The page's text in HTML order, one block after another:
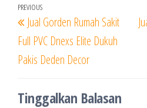
Navigasi
pos
Previous
Post
PREVIOUS
Jual Gorden Rumah Sakit
Full PVC Dnexs Elite Dukuh
Pakis Deden Decor
Tinggalkan Balasan